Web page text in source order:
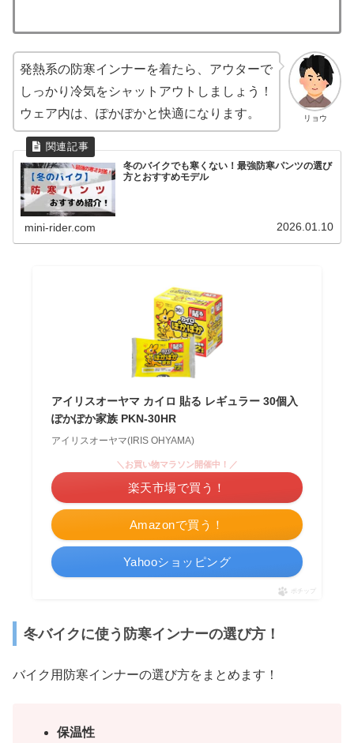
リョウ
発熱系の防寒インナーを着たら、アウターで
しっかり冷気をシャットアウトしましょう！
ウェア内は、ぽかぽかと快適になります。
冬のバイクでも寒くない！最強防寒パンツの選び
方とおすすめモデル
mini-rider.com 2026.01.10
アイリスオーヤマ カイロ 貼る レギュラー 30個入
ぽかぽか家族 PKN-30HR
アイリスオーヤマ(IRIS OHYAMA)
Amazonで買う！
＼お買い物マラソン開催中！／
楽天市場で買う！
Yahooショッピング
ポチップ
冬バイクに使う防寒インナーの選び方！
バイク用防寒インナーの選び方をまとめます！
保温性